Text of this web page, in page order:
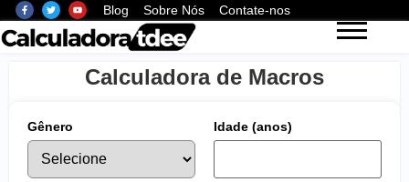
Blog Sobre Nós Contate-nos
Calculadora de Macros
Gênero Idade (anos)